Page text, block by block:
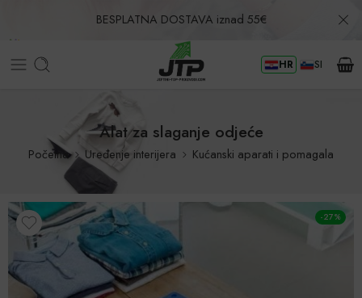
BESPLATNA DOSTAVA iznad 55€
Povrat u roku od 30 dana! HR SI
Alat za slaganje odjeće
Početna Uređenje interijera Kućanski aparati i pomagala
-27%